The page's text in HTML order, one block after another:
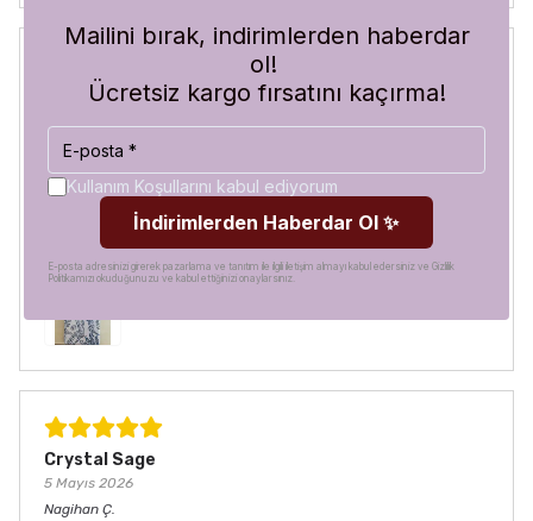
Blue Abyss
Hilal A.
Satın Alınmış
Görür görmez çok beğendim. Hem desen olarak çok şık
hem de koruma olarak çok güvenilir. Ayrıca hızlı kargolama
için teşekkürler
Crystal Sage
5 Mayıs 2026
Nagihan Ç.
Mailini bırak, indirimlerden haberdar
ol!
Ücretsiz kargo fırsatını kaçırma!
Kullanım Koşullarını kabul ediyorum
İndirimlerden Haberdar Ol ✨
E-posta adresinizi girerek pazarlama ve tanıtım ile ilgili iletişim almayı kabul edersiniz ve Gizlilik
Politikamızı okuduğunuzu ve kabul ettiğinizi onaylarsınız.